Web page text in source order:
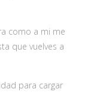
como a mi me
que vuelves a
para cargar